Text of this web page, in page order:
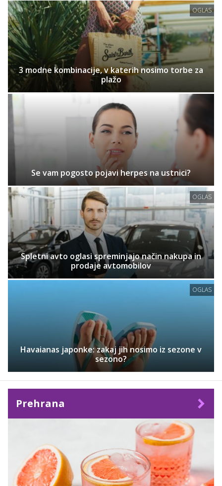
OGLAS
3 modne kombinacije, v katerih nosimo torbe za
plažo
Se vam pogosto pojavi herpes na ustnici?
OGLAS
Spletni avto oglasi spreminjajo način nakupa in
prodaje avtomobilov
OGLAS
Havaianas japonke: zakaj jih nosimo iz sezone v
sezono?
Prehrana